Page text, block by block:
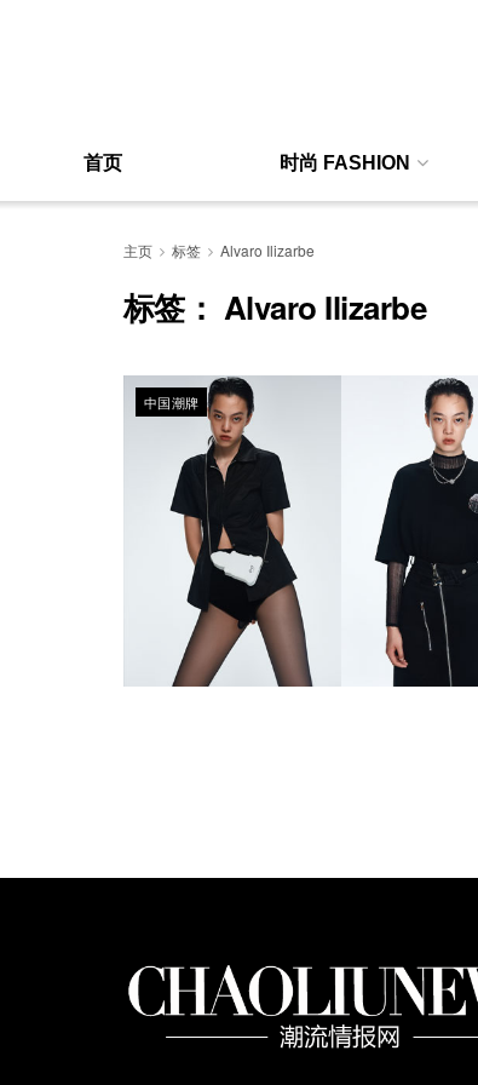
首页 时尚 FASHION
主页 标签 Alvaro Ilizarbe
标签： Alvaro Ilizarbe
中国潮牌